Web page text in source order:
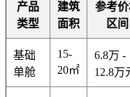
产品
类型
建筑
面积
参考
区间
基础
单舱
15-
20㎡
6.8万 -
12.8万